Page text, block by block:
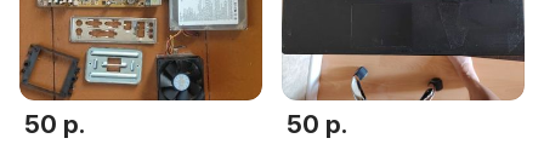
50 р. 50 р.